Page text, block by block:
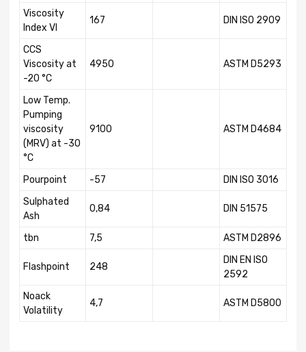
Viscosity
Index VI
167 DIN ISO 2909
CCS
Viscosity at
-20 °C
4950 ASTM D5293
Low Temp.
Pumping
viscosity
(MRV) at -30
°C
9100 ASTM D4684
Pourpoint -57
DIN ISO 3016
Sulphated
Ash
0,84 DIN 51575
tbn 7,5 ASTM D2896
Flashpoint 248
DIN EN ISO
2592
Noack
Volatility
4,7 ASTM D5800